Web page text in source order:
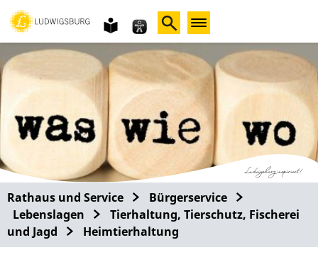
Gebärdensprache
leichte
Sprache
Rathaus und Service
Bürgerservice
Lebenslagen
Tierhaltung, Tierschutz, Fischerei
und Jagd
Heimtierhaltung